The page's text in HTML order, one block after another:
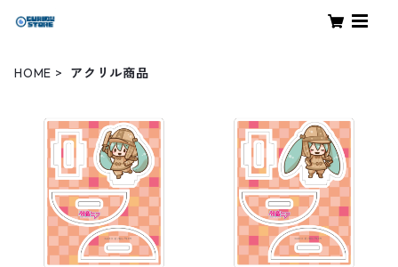
HOME アクリル商品